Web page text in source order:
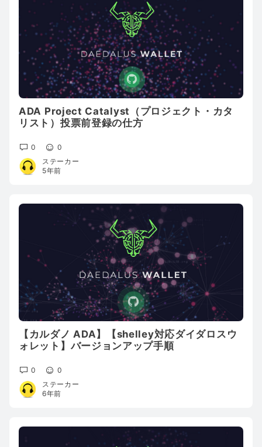
ADA Project Catalyst（プロジェクト・カタ
リスト）投票前登録の仕方
0
0
ステーカー
5年前
【カルダノ ADA】【shelley対応ダイダロスウ
ォレット】バージョンアップ手順
0
0
ステーカー
6年前